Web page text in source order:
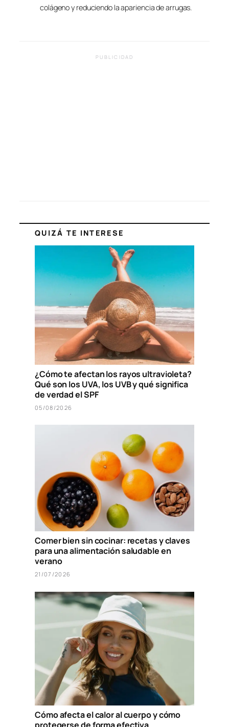
colágeno y reduciendo la apariencia de arrugas.
PUBLICIDAD
QUIZÁ TE INTERESE
¿Cómo te afectan los rayos ultravioleta?
Qué son los UVA, los UVB y qué significa
de verdad el SPF
05/08/2026
Comer bien sin cocinar: recetas y claves
para una alimentación saludable en
verano
21/07/2026
Cómo afecta el calor al cuerpo y cómo
protegerse de forma efectiva